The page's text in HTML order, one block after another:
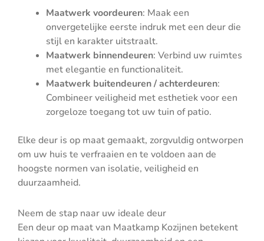
Maatwerk voordeuren: Maak een
onvergetelijke eerste indruk met een deur die
stijl en karakter uitstraalt.
Maatwerk binnendeuren: Verbind uw ruimtes
met elegantie en functionaliteit.
Maatwerk buitendeuren / achterdeuren:
Combineer veiligheid met esthetiek voor een
zorgeloze toegang tot uw tuin of patio.
Elke deur is op maat gemaakt, zorgvuldig ontworpen
om uw huis te verfraaien en te voldoen aan de
hoogste normen van isolatie, veiligheid en
duurzaamheid.
Neem de stap naar uw ideale deur
Een deur op maat van Maatkamp Kozijnen betekent